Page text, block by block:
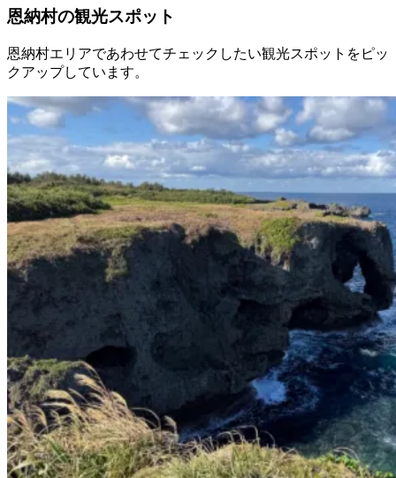
恩納村の観光スポット
恩納村エリアであわせてチェックしたい観光スポットをピッ
クアップしています。